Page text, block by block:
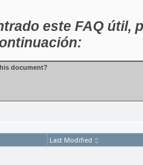
este FAQ útil,
document?
Last Modified